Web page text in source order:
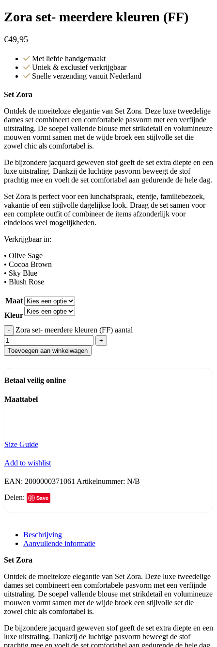
Zora set- meerdere kleuren (FF)
€49,95
Met liefde handgemaakt
Uniek & exclusief verkrijgbaar
Snelle verzending vanuit Nederland
Set Zora
Ontdek de moeiteloze elegantie van Set Zora. Deze luxe tweedelige
dames set combineert een comfortabele pasvorm met een verfijnde
uitstraling. De soepel vallende blouse met strikdetail en volumineuze
mouwen vormt samen met de wijde broek een stijlvolle set die
zowel chic als comfortabel is.
De bijzondere jacquard geweven stof geeft de set extra diepte en een
luxe uitstraling. Dankzij de luchtige pasvorm beweegt de stof
prachtig mee en voelt de set comfortabel aan gedurende de hele dag.
Set Zora is perfect voor een lunchafspraak, etentje, familiebezoek,
vakantie of een stijlvolle dagelijkse look. Draag de set samen voor
een complete outfit of combineer de items afzonderlijk voor
eindeloos veel mogelijkheden.
Verkrijgbaar in:
• Olive Sage
• Cocoa Brown
• Sky Blue
• Blush Rose
Maat
Kleur
Zora set- meerdere kleuren (FF) aantal
Toevoegen aan winkelwagen
Betaal veilig online
Maattabel
Size Guide
Add to wishlist
EAN: 2000000371061 Artikelnummer: N/B
Delen:
Save
Beschrijving
Aanvullende informatie
Set Zora
Ontdek de moeiteloze elegantie van Set Zora. Deze luxe tweedelige
dames set combineert een comfortabele pasvorm met een verfijnde
uitstraling. De soepel vallende blouse met strikdetail en volumineuze
mouwen vormt samen met de wijde broek een stijlvolle set die
zowel chic als comfortabel is.
De bijzondere jacquard geweven stof geeft de set extra diepte en een
luxe uitstraling. Dankzij de luchtige pasvorm beweegt de stof